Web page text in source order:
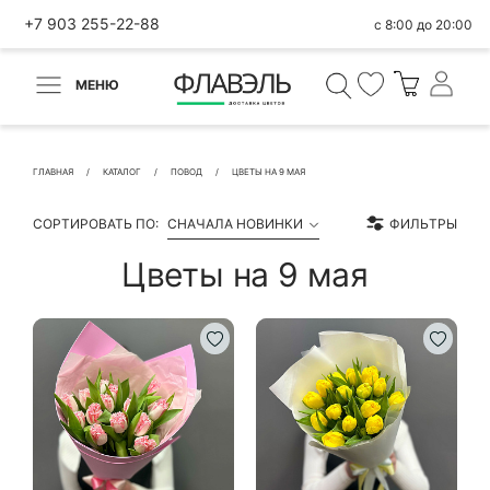
+7 903 255-22-88 с 8:00 до 20:00
МЕНЮ
ГЛАВНАЯ КАТАЛОГ ПОВОД ЦВЕТЫ НА 9 МАЯ
СОРТИРОВАТЬ ПО: СНАЧАЛА НОВИНКИ ФИЛЬТРЫ
Цветы на 9 мая
ВЕРНУТЬСЯ
Быстрая покупка
БЫСТРАЯ ПОКУПКА